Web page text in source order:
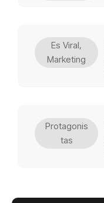
Es Viral,
Marketing
Protagonis
Tas